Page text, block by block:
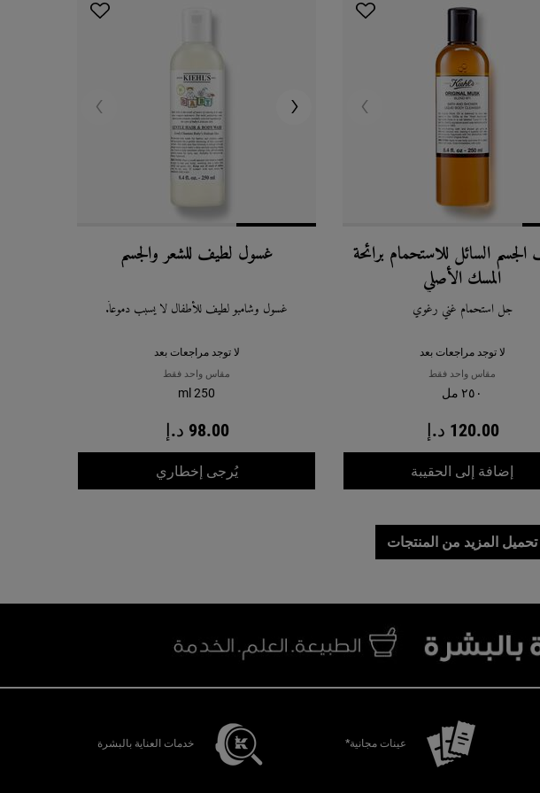
السائل للاستحمام برائحة
المسك الأصلي
جل استحمام غني رغوي
لا توجد مراجعات بعد
مقاس واحد فقط
٢٥٠ مل
120.00 د.إ
إضافة إلى الحقيبة منظف الجسم السائل للاستحمام برائحة المسك الأصلي
غسول لطيف للشعر والجسم
غسول وشامبو لطيف للأطفال لا يسبب دموعاً.
لا توجد مراجعات بعد
مقاس واحد فقط
250 ml
98.00 د.إ
يُرجى إخطاري
تحميل المزيد من المنتجات
عينات مجانية* خدمات العناية بالبشرة